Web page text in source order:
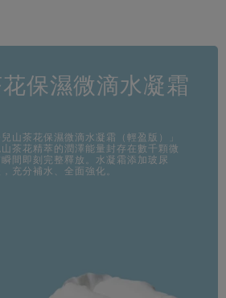
保濕微滴水凝霜
山茶花保濕微滴水凝霜（輕盈版）」
茶花精萃的潤澤能量封存在數千顆微
間即刻完整釋放。水凝霜添加玻尿
充分補水、全面強化。